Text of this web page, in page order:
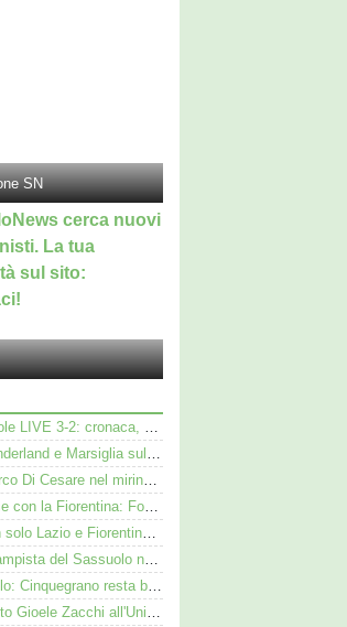
SN
cerca nuovi
La tua
sul sito:
Augsburg Sassuolo amichevole LIVE 3-2: cronaca, tabellino e diretta
Calciomercato Sassuolo, Sunderland e Marsiglia sulle tracce di Josh Doig
Calciomercato Sassuolo, Marco Di Cesare nel mirino: Palmieri sul centrale del Racing Avellaneda
Calciomercato Sassuolo, asse con la Fiorentina: Fortini nel mirino, Thorstvedt e Fabbian sul tavolo
Calciomercato Sassuolo, non solo Lazio e Fiorentina: il Bologna su Pinamonti, Sartori era al Ricci
Iannoni Frosinone: il centrocampista del Sassuolo nel mirino dei ciociari
Avellino in attesa del Sassuolo: Cinquegrano resta bloccato da Aquilani
UFFICIALE - Sassuolo, ceduto Gioele Zacchi all'Union Brescia: la formula